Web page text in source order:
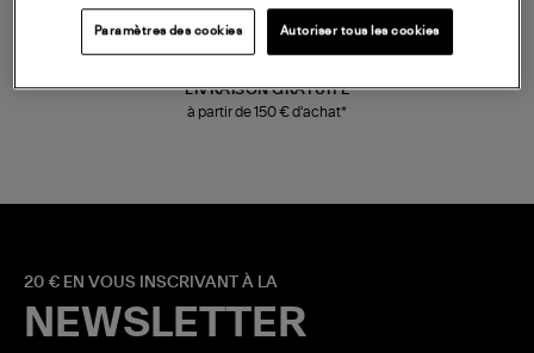
LIVRAISON GRATUITE
à partir de 150 € d'achat*
20 € EN VOUS INSCRIVANT À LA
NEWSLETTER
Paramètres des cookies Autoriser tous les cookies